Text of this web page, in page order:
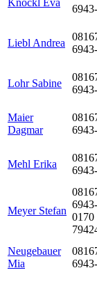
Knöckl Eva
Liebl Andrea
Lohr Sabine
Maier
Dagmar
Mehl Erika
Meyer Stefan
0170
Neugebauer
Mia